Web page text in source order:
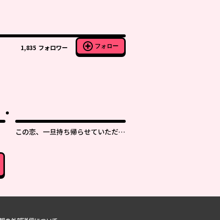
1,835 フォロワー フォロー
この恋、一旦持ち帰らせていただき